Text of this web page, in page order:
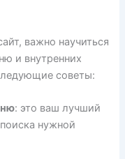
важно научиться
и внутренних
советы:
: это ваш лучший
нужной